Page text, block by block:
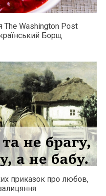
Washington Post
Борщ
приказок про любов,